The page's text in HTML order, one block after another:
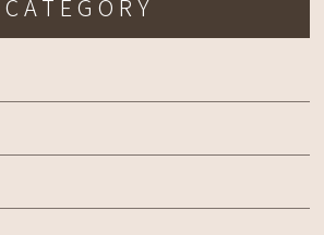
CATEGORY